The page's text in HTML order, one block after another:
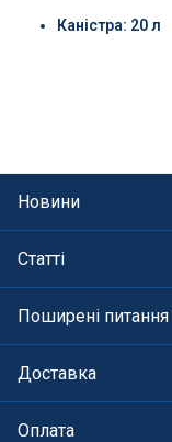
Каністра: 20 л
Новини
Статті
Поширені питання
Доставка
Оплата